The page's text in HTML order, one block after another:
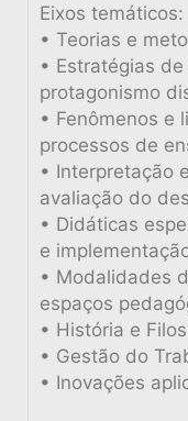
Eixos temáticos:
• Teorias e
• Estratégias
protagonismo
• Fenômenos e
processos de
• Interpretação
avaliação do
• Didáticas
e
• Modalidades
espaços
• História e
• Gestão do
• Inovações